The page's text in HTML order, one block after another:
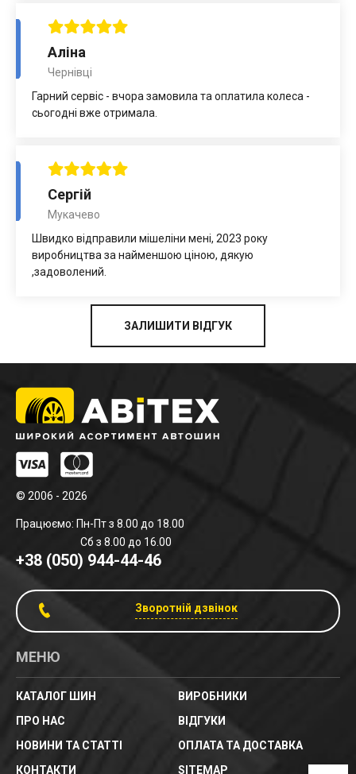
Аліна
Чернівці
Гарний сервіс - вчора замовила та оплатила колеса -
сьогодні вже отримала.
Сергій
Мукачево
Швидко відправили мішеліни мені, 2023 року
виробництва за найменшою ціною, дякую
,задоволений.
ЗАЛИШИТИ ВІДГУК
© 2006 - 2026
Працюємо: Пн-Пт з 8.00 до 18.00
Сб з 8.00 до 16.00
+38 (050) 944-44-46
Зворотній дзвінок
МЕНЮ
КАТАЛОГ ШИН
ВИРОБНИКИ
ПРО НАС
ВІДГУКИ
НОВИНИ ТА СТАТТІ
ОПЛАТА ТА ДОСТАВКА
КОНТАКТИ
SITEMAP